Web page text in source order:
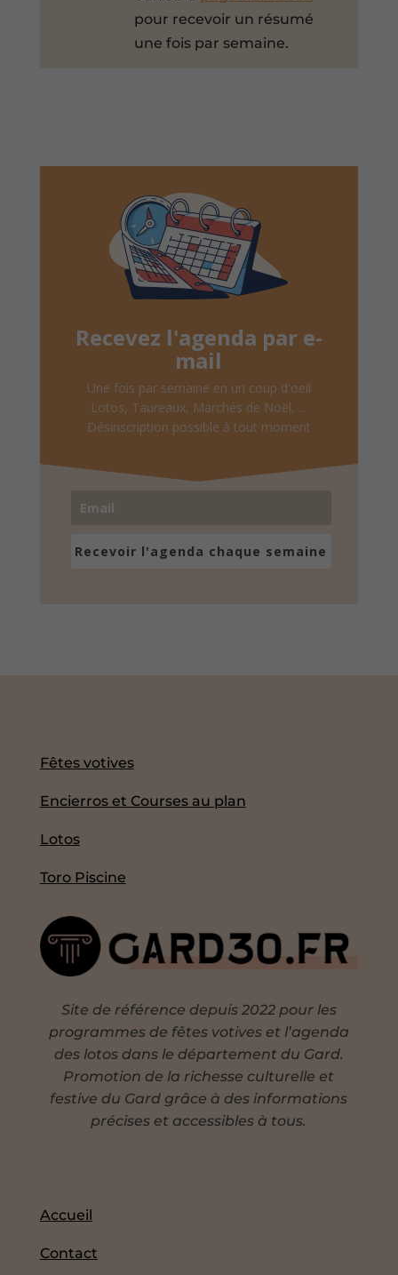
pour recevoir un résumé
une fois par semaine.
Recevez l'agenda par e-
mail
Une fois par semaine en un coup d'oeil
Lotos, Taureaux, Marchés de Noël, ...
Désinscription possible à tout moment
Recevoir l'agenda chaque semaine
Fêtes votives
Encierros et Courses au plan
Lotos
Toro Piscine
Site de référence depuis 2022 pour les
programmes de fêtes votives et l’agenda
des lotos dans le département du Gard.
Promotion de la richesse culturelle et
festive du Gard grâce à des informations
précises et accessibles à tous.
Accueil
Contact